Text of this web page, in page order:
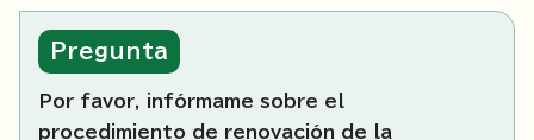
Pregunta
Por favor, infórmame sobre el
procedimiento de renovación de la